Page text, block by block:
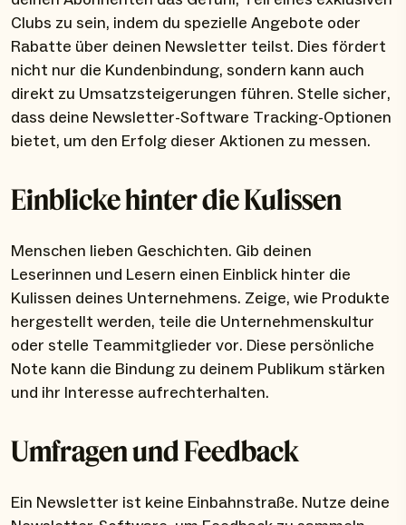
Clubs zu sein, indem du spezielle Angebote oder
Rabatte über deinen Newsletter teilst. Dies fördert
nicht nur die Kundenbindung, sondern kann auch
direkt zu Umsatzsteigerungen führen. Stelle sicher,
dass deine Newsletter-Software Tracking-Optionen
bietet, um den Erfolg dieser Aktionen zu messen.
Einblicke hinter die Kulissen
Menschen lieben Geschichten. Gib deinen
Leserinnen und Lesern einen Einblick hinter die
Kulissen deines Unternehmens. Zeige, wie Produkte
hergestellt werden, teile die Unternehmenskultur
oder stelle Teammitglieder vor. Diese persönliche
Note kann die Bindung zu deinem Publikum stärken
und ihr Interesse aufrechterhalten.
Umfragen und Feedback
Ein Newsletter ist keine Einbahnstraße. Nutze deine